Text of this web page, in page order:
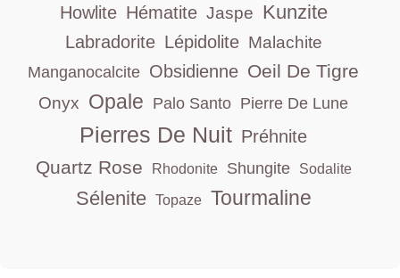
Howlite Hématite Jaspe Kunzite
Labradorite Lépidolite Malachite
Manganocalcite Obsidienne Oeil De Tigre
Onyx Opale Palo Santo Pierre De Lune
Pierres De Nuit Préhnite
Quartz Rose Rhodonite Shungite Sodalite
Sélenite Topaze Tourmaline